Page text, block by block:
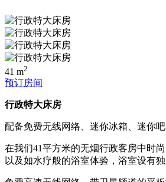
41 m2
预订房间
行政特大床房
配备免费无线网络、迷你冰箱、迷你
在我们41平方米的无烟行政客房中时
以及如水疗般的浴室体验，浴室设有